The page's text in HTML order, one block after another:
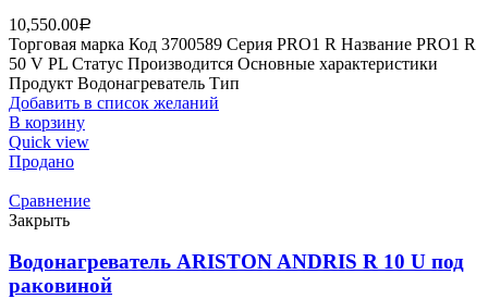
10,550.00Р
Торговая марка Код 3700589 Серия PRO1 R Название PRO1 R
50 V PL Статус Производится Основные характеристики
Продукт Водонагреватель Тип
Добавить в список желаний
В корзину
Quick view
Продано
Сравнение
Закрыть
Водонагреватель ARISTON ANDRIS R 10 U под
раковиной